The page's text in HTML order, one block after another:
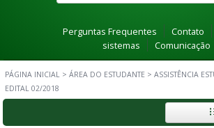
Perguntas Frequentes Contato
sistemas
Comunicação
PÁGINA INICIAL > ÁREA DO ESTUDANTE > ASSISTÊNCIA
EDITAL 02/2018